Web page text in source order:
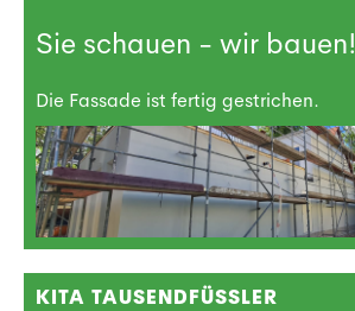
Sie schauen - wir bauen!
Die Fassade ist fertig gestrichen.
KITA TAUSENDFÜSSLER